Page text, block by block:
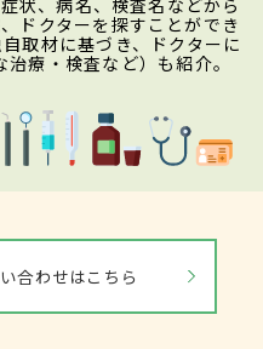
ドクターを探すことができ
取材に基づき、ドクターに
療・検査など）も紹介。
合わせはこちら